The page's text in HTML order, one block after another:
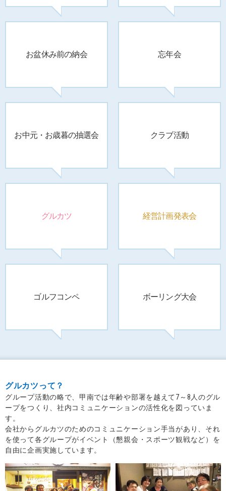
お盆休み前の納会 忘年会
お中元・お歳暮の抽選会 クラブ活動
グルカツ 経営計画発表会
ゴルフコンペ ボーリング大会
グルカツって？
グループ活動の略で、甲南では年齢や部署を越えて7～8人のグル
ープをつくり、社内コミュニケーションの活性化を図っていま
す。
会社からグルカツのためのコミュニケーション手当があり、それ
を使って各グループがイベント（懇親会・スポーツ観戦など）を
自由に企画実施しています。